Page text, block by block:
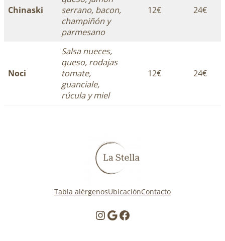
Chinaski
serrano, bacon,
champiñón y
parmesano
12€ 24€
Noci
Salsa nueces,
queso, rodajas
tomate,
guanciale,
rúcula y miel
12€ 24€
Tabla alérgenosUbicaciónContacto
InstagramGoogle Facebook